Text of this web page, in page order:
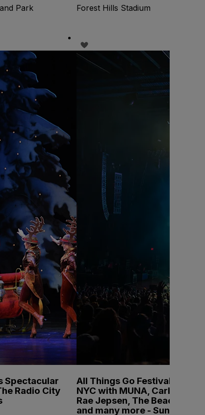
Park
Forest Hills Stadium
Spectacular
Radio City
All Things Go Festival
NYC with MUNA, Carly
Rae Jepsen, The Beaches
and many more - Sunday